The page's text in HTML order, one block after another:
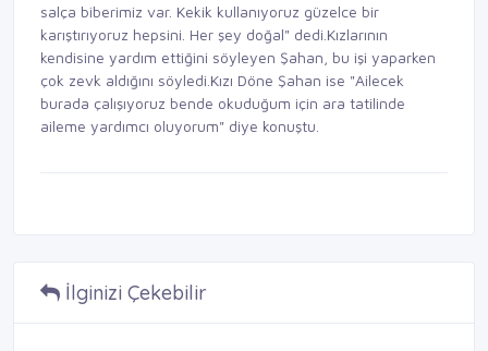
salça biberimiz var. Kekik kullanıyoruz güzelce bir
karıştırıyoruz hepsini. Her şey doğal" dedi.Kızlarının
kendisine yardım ettiğini söyleyen Şahan, bu işi yaparken
çok zevk aldığını söyledi.Kızı Döne Şahan ise "Ailecek
burada çalışıyoruz bende okuduğum için ara tatilinde
aileme yardımcı oluyorum" diye konuştu.
İlginizi Çekebilir